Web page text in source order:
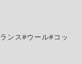
ンス#ウール#コッ